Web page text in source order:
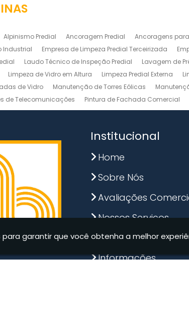
Alpinismo Predial Ancoragem Predial Ancoragens
Industrial
Empresa de Limpeza Predial Terceirizada
Laudo Técnico de Inspeção Predial Lavagem de
Limpeza de Vidro em Altura Limpeza Predial Externa
de Vidro
Manutenção de Torres Eólicas
de Telecomunicações
Pintura de Fachada Comercial
Pintura Predial Ponto de Ancoragem NR 35
Institucional
Home
Sobre Nós
Avaliações
Nossos Serviços
Contato
Informações
para garantir que você obtenha a melhor